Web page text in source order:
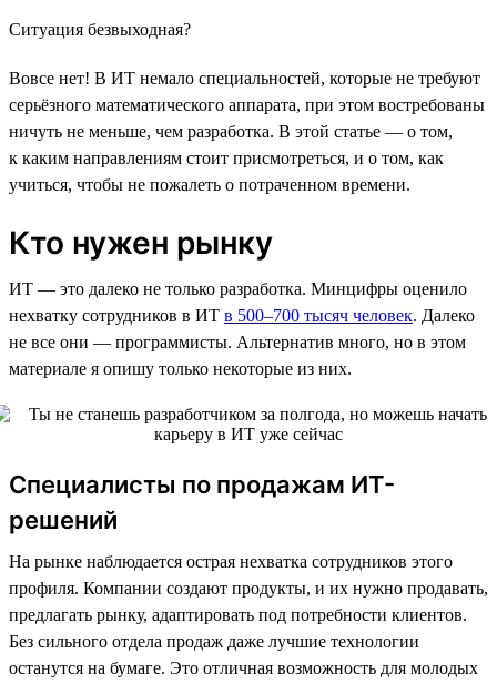
Ситуация безвыходная?
Вовсе нет! В ИТ немало специальностей, которые не требуют
серьёзного математического аппарата, при этом востребованы
ничуть не меньше, чем разработка. В этой статье — о том,
к каким направлениям стоит присмотреться, и о том, как
учиться, чтобы не пожалеть о потраченном времени.
Кто нужен рынку
ИТ — это далеко не только разработка. Минцифры оценило
нехватку сотрудников в ИТ в 500–700 тысяч человек. Далеко
не все они — программисты. Альтернатив много, но в этом
материале я опишу только некоторые из них.
Специалисты по продажам ИТ-
решений
На рынке наблюдается острая нехватка сотрудников этого
профиля. Компании создают продукты, и их нужно продавать,
предлагать рынку, адаптировать под потребности клиентов.
Без сильного отдела продаж даже лучшие технологии
останутся на бумаге. Это отличная возможность для молодых